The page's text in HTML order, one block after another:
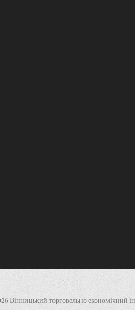
Вінницький торговельно економічний